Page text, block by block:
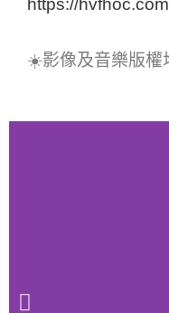
https://
☀️影像及音樂版權